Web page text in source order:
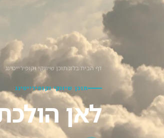
ליווי מעשי
ספריית השראה
בלוג שיווק מעשי
לקוחות מספרים
צור קשר
דף הבית/בלוג/תוכן שיווקי וקופירייטינג
תוכן שיווקי וקופירייטינג
לאן